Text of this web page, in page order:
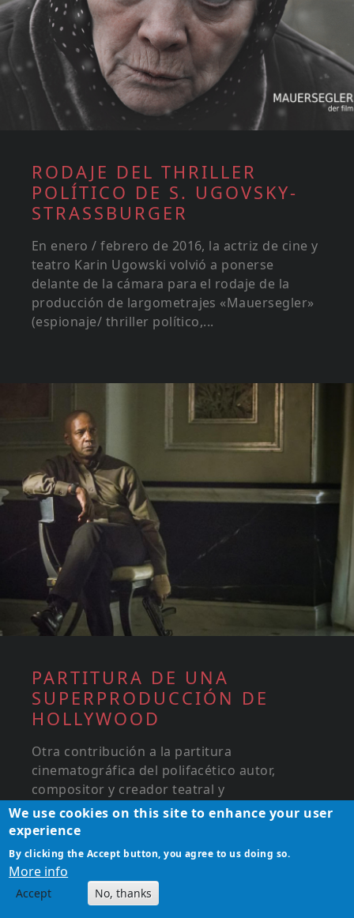
RODAJE DEL THRILLER
POLÍTICO DE S. UGOVSKY-
STRASSBURGER
En enero / febrero de 2016, la actriz de cine y
teatro Karin Ugowski volvió a ponerse
delante de la cámara para el rodaje de la
producción de largometrajes «Mauersegler»
(espionaje/ thriller político,...
PARTITURA DE UNA
SUPERPRODUCCIÓN DE
HOLLYWOOD
Otra contribución a la partitura
cinematográfica del polifacético autor,
compositor y creador teatral y
cinematográfico Sebastian Ugovsky-
Strassburger, que produjo la canción de rap
que abre la escena...
We use cookies on this site to enhance your user
experience
By clicking the Accept button, you agree to us doing so.
More info
Accept No, thanks